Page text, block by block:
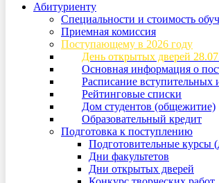
Абитуриенту
Специальности и стоимость
Приемная комиссия
Поступающему в 2026 году
День открытых дверей
Основная информация о
Расписание вступительных
Рейтинговые списки
Дом студентов (общежитие)
Образовательный кредит
Подготовка к поступлению
Подготовительные курсы
Дни факультетов
Дни открытых дверей